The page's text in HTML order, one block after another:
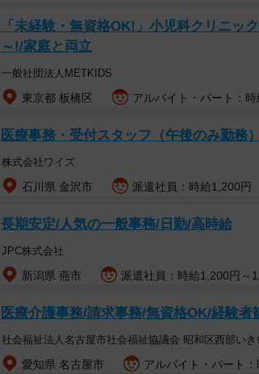
「未経験・無資格OK!」小児科クリニッ
～!/家庭と両立
一般社団法人METKIDS
東京都 板橋区 アルバイト・パート：
医療事務・受付スタッフ（午後のみ勤務）
株式会社ワイズ
石川県 金沢市 派遣社員：時給1,200円
長期安定/人気の一般事務/日勤/高時給
JPC株式会社
新潟県 燕市 派遣社員：時給1,200円～
医療介護事務/請求事務/無資格OK/経験
社会福祉法人名古屋市社会福祉協議会 昭和区西部い
愛知県 名古屋市 アルバイト・パート